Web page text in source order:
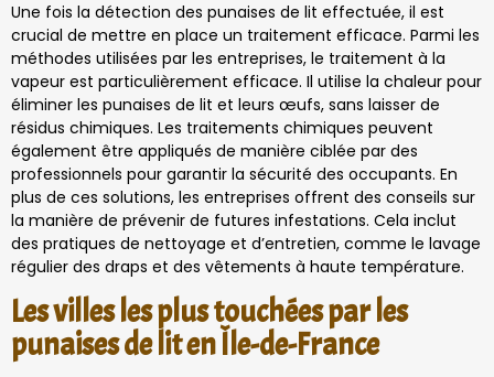
Une fois la détection des punaises de lit effectuée, il est
crucial de mettre en place un traitement efficace. Parmi les
méthodes utilisées par les entreprises, le traitement à la
vapeur est particulièrement efficace. Il utilise la chaleur pour
éliminer les punaises de lit et leurs œufs, sans laisser de
résidus chimiques. Les traitements chimiques peuvent
également être appliqués de manière ciblée par des
professionnels pour garantir la sécurité des occupants. En
plus de ces solutions, les entreprises offrent des conseils sur
la manière de prévenir de futures infestations. Cela inclut
des pratiques de nettoyage et d’entretien, comme le lavage
régulier des draps et des vêtements à haute température.
Les villes les plus touchées par les
punaises de lit en Île-de-France